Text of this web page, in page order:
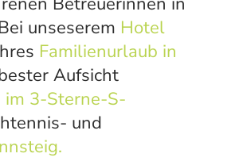
unseserem Hotel
Familienurlaub in
Aufsicht
im 3-Sterne-S-
und